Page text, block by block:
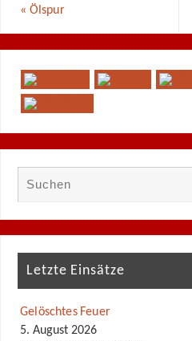
« Ölspur
Letzte Einsätze
Gelöschtes Feuer
5. August 2026